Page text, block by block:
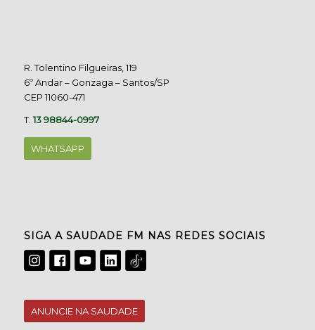
R. Tolentino Filgueiras, 119
6º Andar – Gonzaga – Santos/SP
CEP 11060-471
T.13 98844-0997
WHATSAPP
SIGA A SAUDADE FM NAS REDES SOCIAIS
ANUNCIE NA SAUDADE